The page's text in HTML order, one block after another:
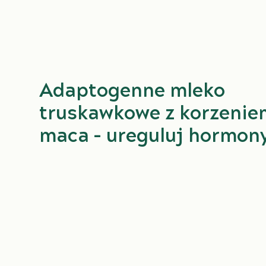
Adaptogenne mleko
truskawkowe z
maca – ureguluj